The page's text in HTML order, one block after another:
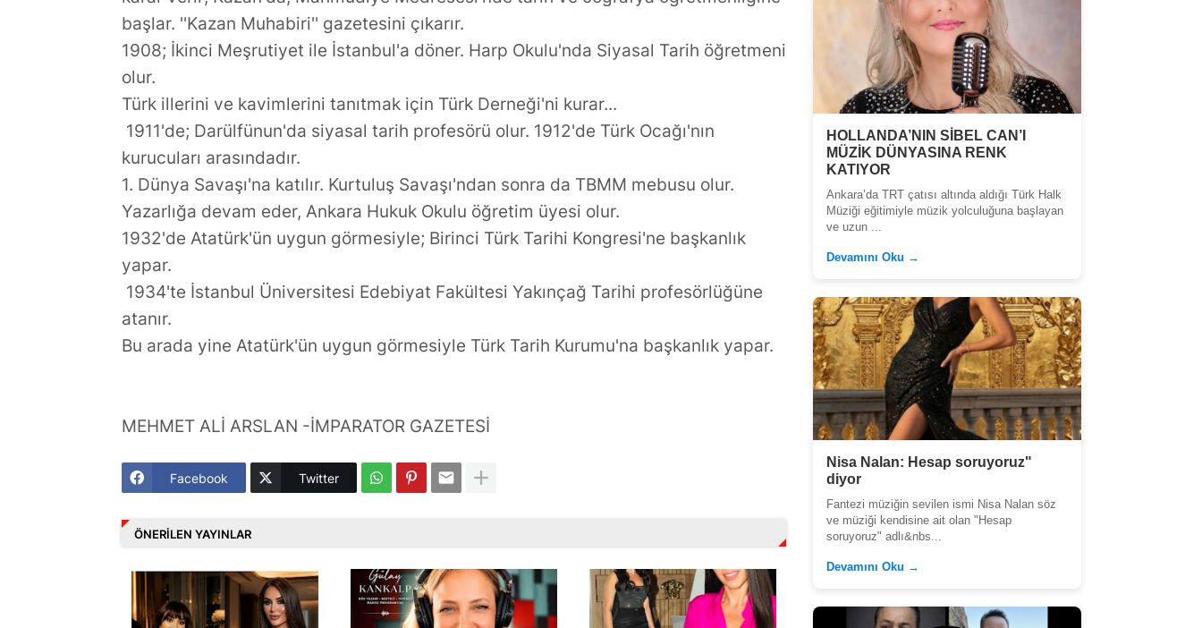
başlar. ''Kazan Muhabiri'' gazetesini çıkarır.
1908; İkinci Meşrutiyet ile İstanbul'a döner. Harp Okulu'nda Siyasal Tarih öğretmeni
olur.
Türk illerini ve kavimlerini tanıtmak için Türk Derneği'ni kurar...
1911'de; Darülfünun'da siyasal tarih profesörü olur. 1912'de Türk Ocağı'nın
kurucuları arasındadır.
1. Dünya Savaşı'na katılır. Kurtuluş Savaşı'ndan sonra da TBMM mebusu olur.
Yazarlığa devam eder, Ankara Hukuk Okulu öğretim üyesi olur.
1932'de Atatürk'ün uygun görmesiyle; Birinci Türk Tarihi Kongresi'ne başkanlık
yapar.
1934'te İstanbul Üniversitesi Edebiyat Fakültesi Yakınçağ Tarihi profesörlüğüne
atanır.
Bu arada yine Atatürk'ün uygun görmesiyle Türk Tarih Kurumu'na başkanlık yapar.
MEHMET ALİ ARSLAN -İMPARATOR GAZETESİ
Facebook Twitter
ÖNERILEN YAYINLAR
HOLLANDA’NIN SİBEL CAN’I
MÜZİK DÜNYASINA RENK
KATIYOR
Ankara’da TRT çatısı altında aldığı Türk Halk
Müziği eğitimiyle müzik yolculuğuna başlayan
ve uzun ...
Devamını Oku →
Nisa Nalan: Hesap soruyoruz"
diyor
Fantezi müziğin sevilen ismi Nisa Nalan söz
ve müziği kendisine ait olan "Hesap
soruyoruz" adlı&nbs...
Devamını Oku →